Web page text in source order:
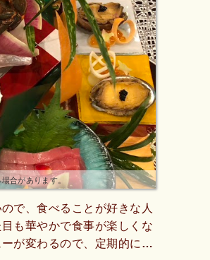
合があります。
で、食べることが好きな人
も華やかで食事が楽しくな
が変わるので、定期的に行